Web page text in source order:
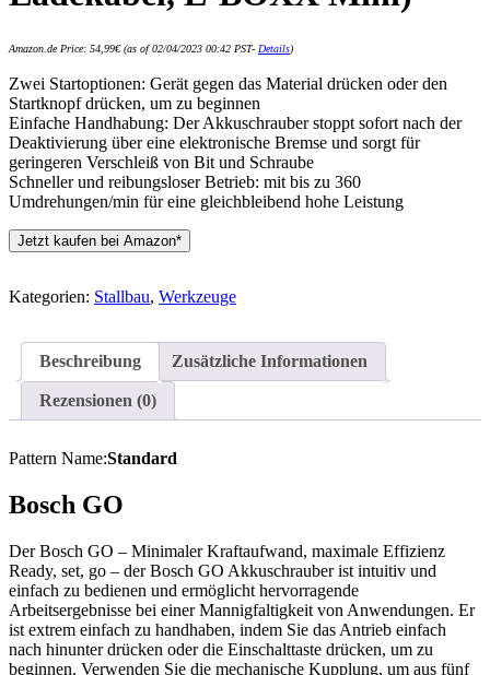
Amazon.de Price: 54,99€(as of 02/04/2023 00:42 PST- Details)
Zwei Startoptionen: Gerät gegen das Material drücken oder den
Startknopf drücken, um zu beginnen
Einfache Handhabung: Der Akkuschrauber stoppt sofort nach der
Deaktivierung über eine elektronische Bremse und sorgt für
geringeren Verschleiß von Bit und Schraube
Schneller und reibungsloser Betrieb: mit bis zu 360
Umdrehungen/min für eine gleichbleibend hohe Leistung
Jetzt kaufen bei Amazon*
Kategorien: Stallbau, Werkzeuge
Beschreibung Zusätzliche Informationen
Rezensionen (0)
Pattern Name:Standard
Bosch GO
Der Bosch GO – Minimaler Kraftaufwand, maximale Effizienz
Ready, set, go – der Bosch GO Akkuschrauber ist intuitiv und
einfach zu bedienen und ermöglicht hervorragende
Arbeitsergebnisse bei einer Mannigfaltigkeit von Anwendungen. Er
ist extrem einfach zu handhaben, indem Sie das Antrieb einfach
nach hinunter drücken oder die Einschalttaste drücken, um zu
beginnen. Verwenden Sie die mechanische Kupplung, um aus fünf